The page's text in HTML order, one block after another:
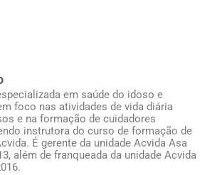
em saúde do idoso e
foco nas atividades de vida diária
e na formação de cuidadores
instrutora do curso de formação de
É gerente da unidade Acvida Asa
além de franqueada da unidade Acvida